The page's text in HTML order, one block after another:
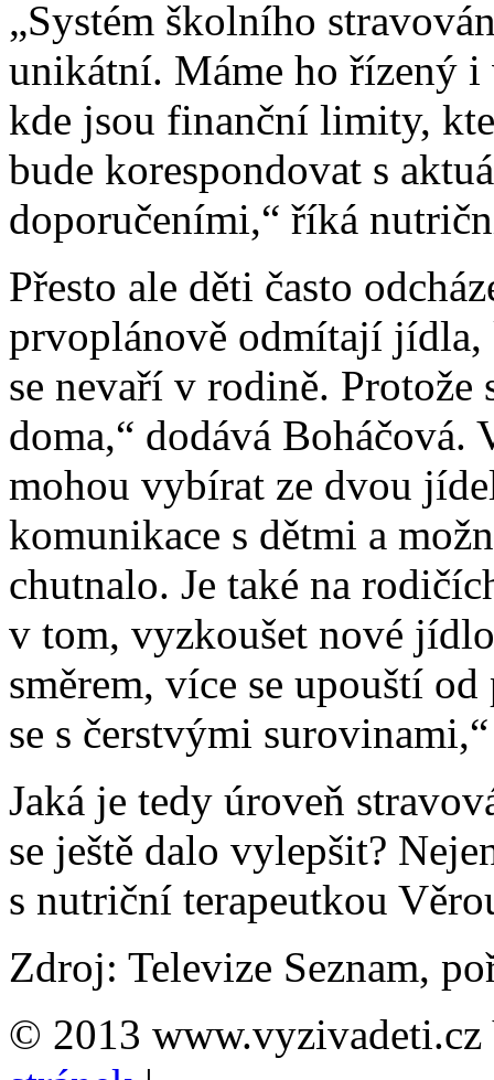
„Systém školního
unikátní. Máme ho řízený
kde jsou finanční limity,
bude korespondovat s
doporučeními,“ říká
Přesto ale děti často
prvoplánově odmítají jídla,
se nevaří v rodině.
doma,“ dodává
mohou vybírat ze dvou
komunikace s dětmi a
chutnalo. Je také na
v tom, vyzkoušet nové
směrem, více se upouští
se s čerstvými
Jaká je tedy úroveň
se ještě dalo vylepšit?
s nutriční terapeutkou
Zdroj: Televize Seznam,
© 2013 www.vyzivadeti.cz